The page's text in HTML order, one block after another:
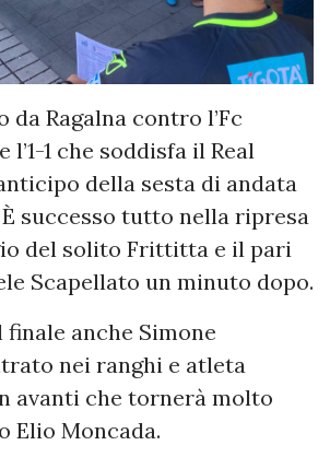
da Ragalna contro l’Fc
1 che soddisfa il Real
della sesta di andata
successo tutto nella ripresa
del solito Frittitta e il pari
Scapellato un minuto dopo.
anche Simone
nei ranghi e atleta
avanti che tornerà molto
Elio Moncada.